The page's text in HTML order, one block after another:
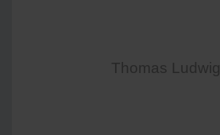
Thomas Ludwig